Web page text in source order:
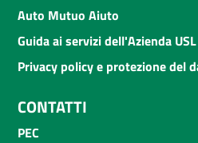
Auto Mutuo Aiuto
Guida ai servizi dell'Azienda
Privacy policy e protezione del
CONTATTI
PEC